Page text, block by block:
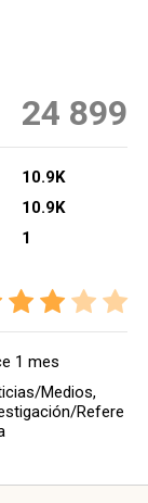
24 899
10.9K
10.9K
1
1 mes
Medios,
Refere